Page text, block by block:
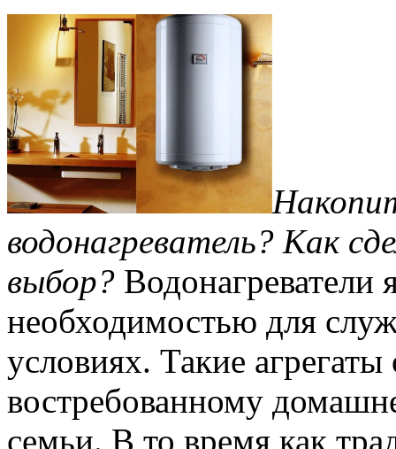
водонагреватель? Как
выбор? Водонагреватели
необходимостью для
условиях. Такие
востребованному
семьи. В то время как